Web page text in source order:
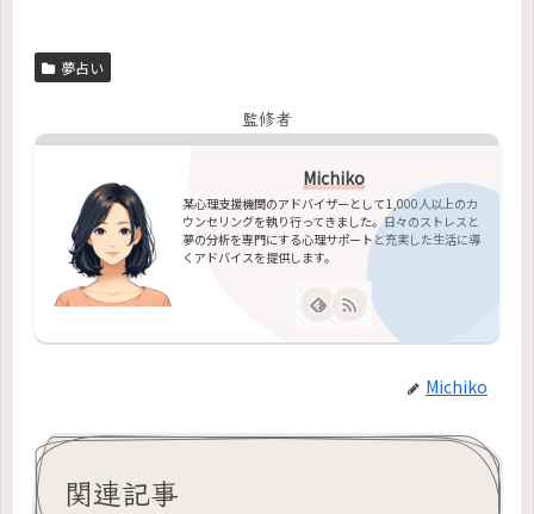
夢占い
監修者
Michiko
某心理支援機関のアドバイザーとして1,000人以上のカ
ウンセリングを執り行ってきました。日々のストレスと
夢の分析を専門にする心理サポートと充実した生活に導
くアドバイスを提供します。
Michiko
関連記事